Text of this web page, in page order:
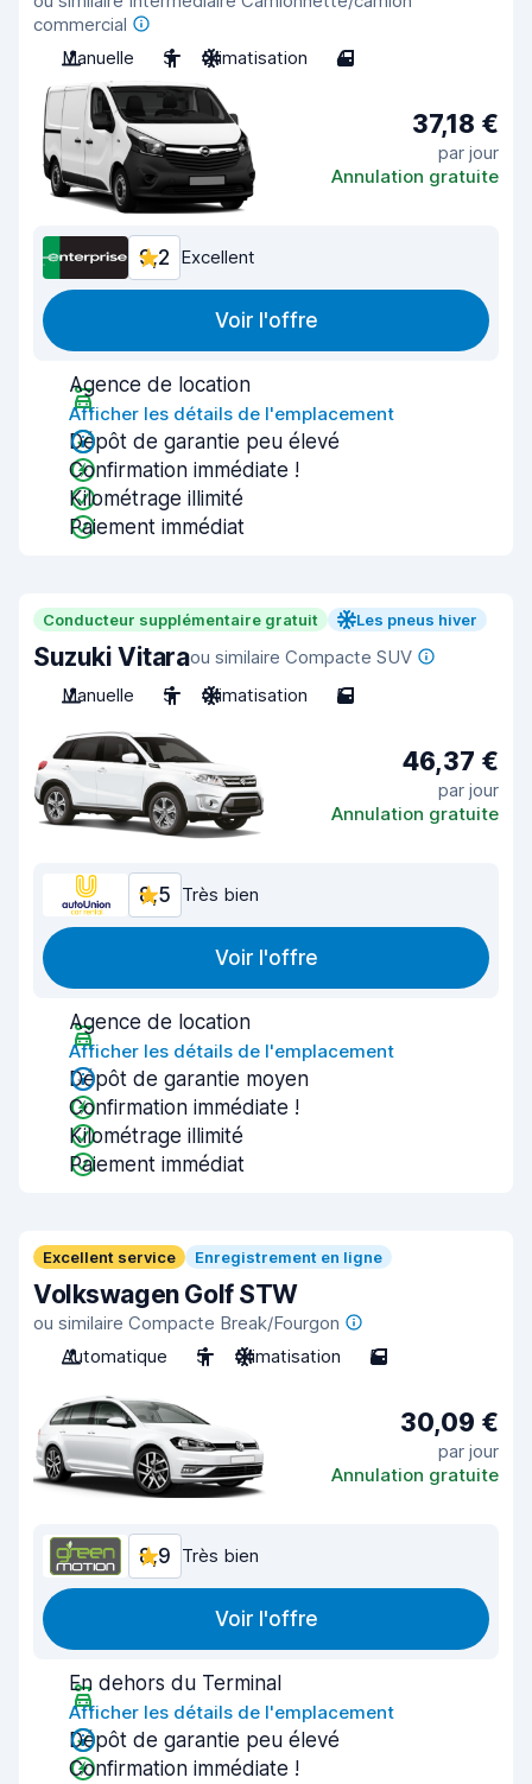
commercial
Manuelle
3 Climatisation 4
37,18 €
par jour
Annulation gratuite
9,2 Excellent
Voir l'offre
Agence de location
Afficher les détails de l'emplacement
Dépôt de garantie peu élevé
Confirmation immédiate !
Kilométrage illimité
Paiement immédiat
Conducteur supplémentaire gratuit Les pneus hiver
Suzuki Vitaraou similaire Compacte SUV
Manuelle
5 Climatisation 5
46,37 €
par jour
Annulation gratuite
8,5 Très bien
Voir l'offre
Agence de location
Afficher les détails de l'emplacement
Dépôt de garantie moyen
Confirmation immédiate !
Kilométrage illimité
Paiement immédiat
Excellent service Enregistrement en ligne
Volkswagen Golf STW
ou similaire Compacte Break/Fourgon
Automatique
5 Climatisation 5
30,09 €
par jour
Annulation gratuite
8,9 Très bien
Voir l'offre
En dehors du Terminal
Afficher les détails de l'emplacement
Dépôt de garantie peu élevé
Confirmation immédiate !